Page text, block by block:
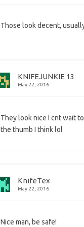
Those look decent,
KNIFEJUNKIE 13
May 22, 2016
They look nice I cnt wait
the thumb I think lol
KnifeTex
May 22, 2016
Nice man, be safe!